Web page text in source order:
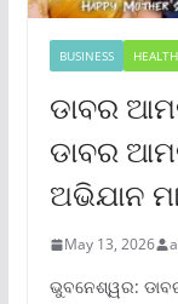
BUSINESS HEALTH
ଡାବର
ଡାବର
ଅଭିଯାନ
May 13, 2026
ଭୁବନେଶ୍ୱର: